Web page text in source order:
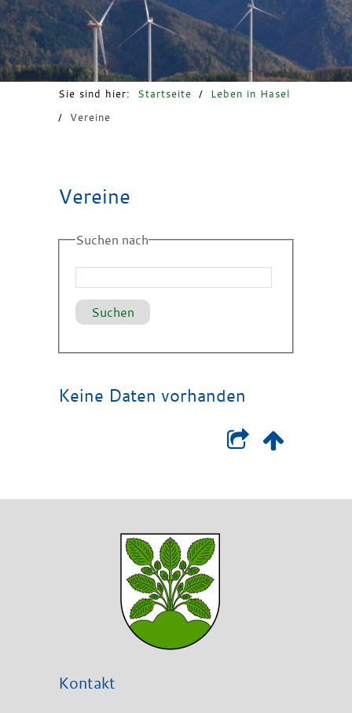
Freizeit & Tourismus
Sie sind hier: Startseite /
Leben in Hasel
/
Vereine
Vereine
Suchen nach
Keine Daten vorhanden
Kontakt